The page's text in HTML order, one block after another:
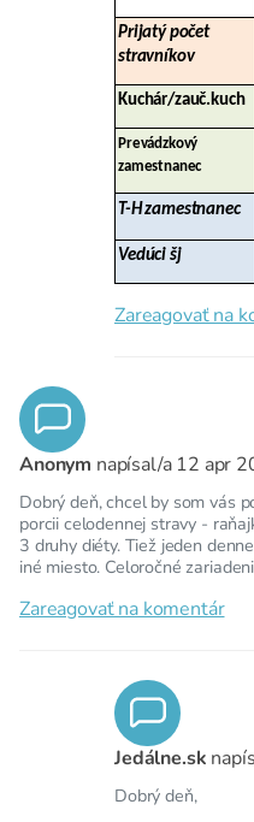
Prijatý počet
stravníkov
Kuchár/zauč.kuch
Prevádzkový
zamestnanec
T-H zamestnanec
Vedúci šj
Zareagovať na
Anonym napísal/a 12 apr
Dobrý deň, chcel by som vás
porcii celodennej stravy -
3 druhy diéty. Tiež jeden
iné miesto. Celoročné
Zareagovať na komentár
Jedálne.sk
Dobrý deň,